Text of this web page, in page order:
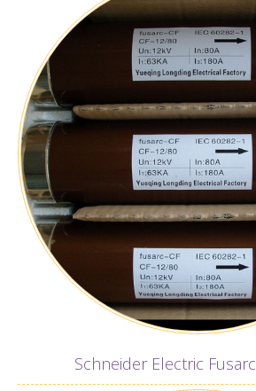
Schneider Electric